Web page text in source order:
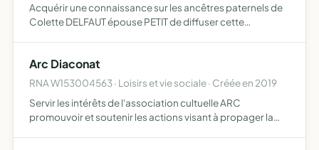
Acquérir une connaissance sur les ancêtres paternels de
Colette DELFAUT épouse PETIT de diffuser cette
des échan…
Arc Diaconat
RNA W153004563 · Loisirs et vie sociale · Créée en 2019
Servir les intérêts de l'association cultuelle ARC
promouvoir et soutenir les actions visant à propager la